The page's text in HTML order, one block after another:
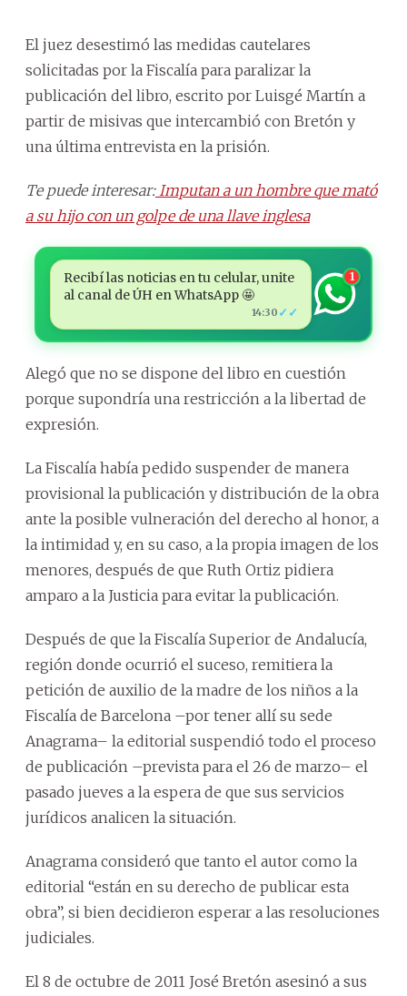
El juez desestimó las medidas cautelares
solicitadas por la Fiscalía para paralizar la
publicación del libro, escrito por Luisgé Martín a
partir de misivas que intercambió con Bretón y
una última entrevista en la prisión.
Te puede interesar:Imputan a un hombre que mató
a su hijo con un golpe de una llave inglesa
Recibí las noticias en tu celular, unite
al canal de ÚH en WhatsApp 🤩
14:30 ✓✓
1
Alegó que no se dispone del libro en cuestión
porque supondría una restricción a la libertad de
expresión.
La Fiscalía había pedido suspender de manera
provisional la publicación y distribución de la obra
ante la posible vulneración del derecho al honor, a
la intimidad y, en su caso, a la propia imagen de los
menores, después de que Ruth Ortiz pidiera
amparo a la Justicia para evitar la publicación.
Después de que la Fiscalía Superior de Andalucía,
región donde ocurrió el suceso, remitiera la
petición de auxilio de la madre de los niños a la
Fiscalía de Barcelona –por tener allí su sede
Anagrama– la editorial suspendió todo el proceso
de publicación –prevista para el 26 de marzo– el
pasado jueves a la espera de que sus servicios
jurídicos analicen la situación.
Anagrama consideró que tanto el autor como la
editorial “están en su derecho de publicar esta
obra”, si bien decidieron esperar a las resoluciones
judiciales.
El 8 de octubre de 2011 José Bretón asesinó a sus